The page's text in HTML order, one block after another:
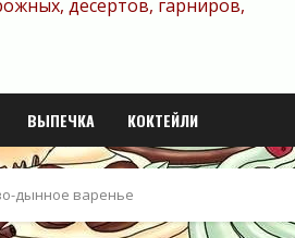
десертов, гарниров,
ВЫПЕЧКА КОКТЕЙЛИ
дынное варенье